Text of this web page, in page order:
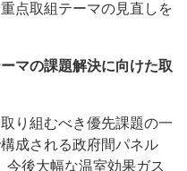
点取組テーマの見直しを
マの課題解決に向けた取
り組むべき優先課題の一
成される政府間パネル
今後大幅な温室効果ガス